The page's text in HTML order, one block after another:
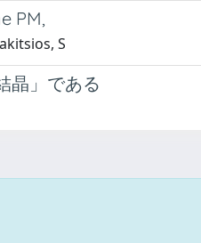
PM,
S
晶」である